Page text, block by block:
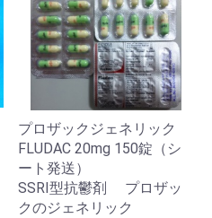
プロザックジェネリック
FLUDAC 20mg 150錠（シ
ート発送）
SSRI型抗鬱剤 プロザッ
クのジェネリック